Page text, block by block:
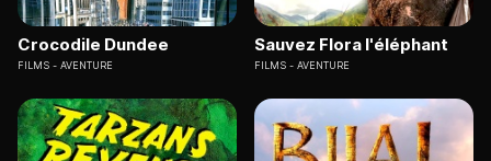
Crocodile Dundee
FILMS AVENTURE
Sauvez Flora l'éléphant
FILMS AVENTURE